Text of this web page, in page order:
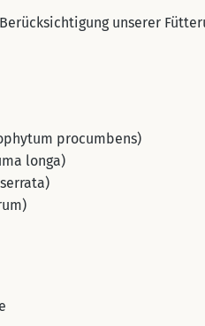
unserer
procumbens)
longa)